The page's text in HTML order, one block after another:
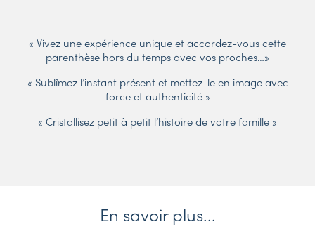
« Vivez une expérience unique et accordez-vous cette
parenthèse hors du temps avec vos proches…»
« Sublîmez l’instant présent et mettez-le en image avec
force et authenticité »
« Cristallisez petit à petit l’histoire de votre famille »
En savoir plus...